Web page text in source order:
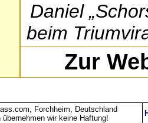
Daniel
beim
Zur
Forchheim, Deutschland
wir keine Haftung!